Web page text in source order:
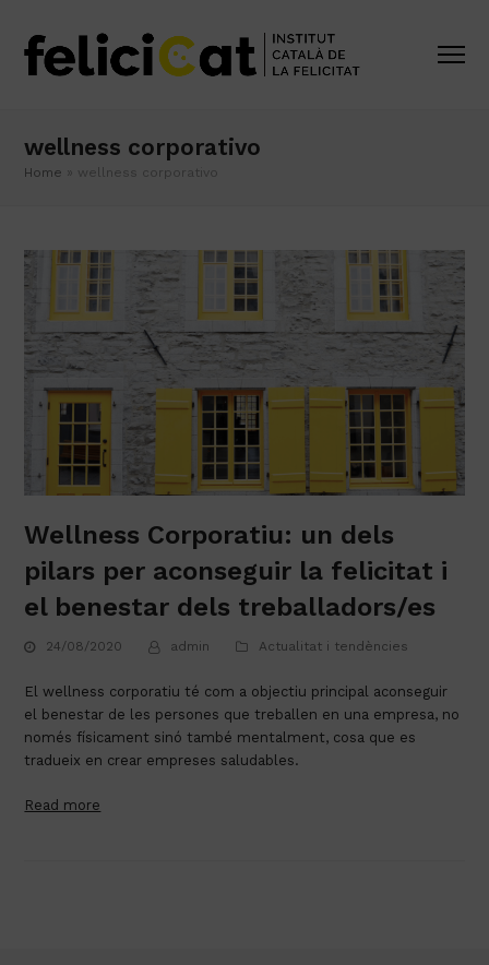
wellness corporativo
Home » wellness corporativo
Wellness Corporatiu: un dels
pilars per aconseguir la felicitat i
el benestar dels treballadors/es
24/08/2020 admin Actualitat i tendències
El wellness corporatiu té com a objectiu principal aconseguir
el benestar de les persones que treballen en una empresa, no
només físicament sinó també mentalment, cosa que es
tradueix en crear empreses saludables.
Read more